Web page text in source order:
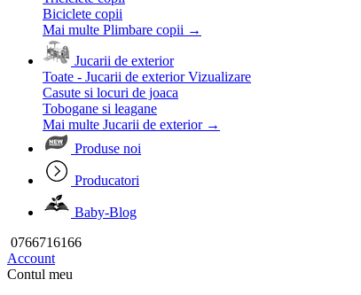
Biciclete copii
Mai multe Plimbare copii →
Jucarii de exterior
Toate - Jucarii de exterior Vizualizare
Casute si locuri de joaca
Tobogane si leagane
Mai multe Jucarii de exterior →
Produse noi
Producatori
Baby-Blog
0766716166
Account
Contul meu